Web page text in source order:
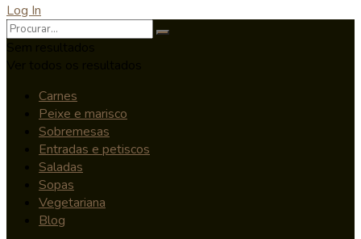
Log In
Carnes
Peixe e marisco
Sobremesas
Entradas e petiscos
Saladas
Sopas
Vegetariana
Blog